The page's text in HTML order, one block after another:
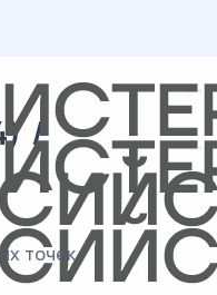
/
точек